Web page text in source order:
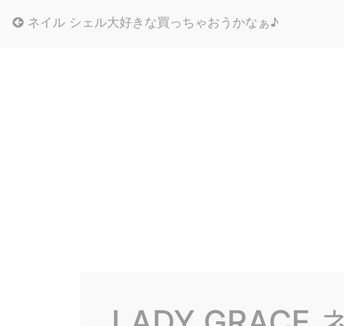
ネイル シェル大好きな買っちゃおうかなぁ♪